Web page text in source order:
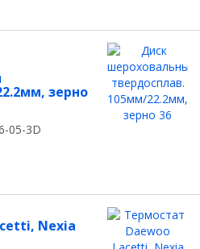
зерно
05-3D
Nexia